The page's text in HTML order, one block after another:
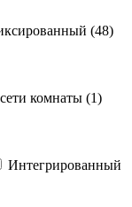
(48)
комнаты (1)
Интегрированный